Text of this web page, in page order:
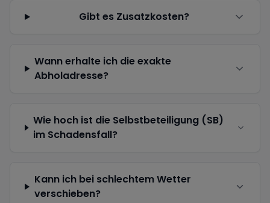
Gibt es Zusatzkosten?
Wann erhalte ich die exakte
Abholadresse?
Wie hoch ist die Selbstbeteiligung (SB)
im Schadensfall?
Kann ich bei schlechtem Wetter
verschieben?